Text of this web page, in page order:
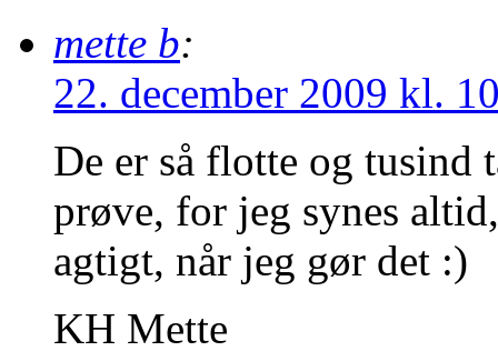
mette b:
22. december 2009 kl.
De er så flotte og
prøve, for jeg synes
agtigt, når jeg gør det :)
KH Mette